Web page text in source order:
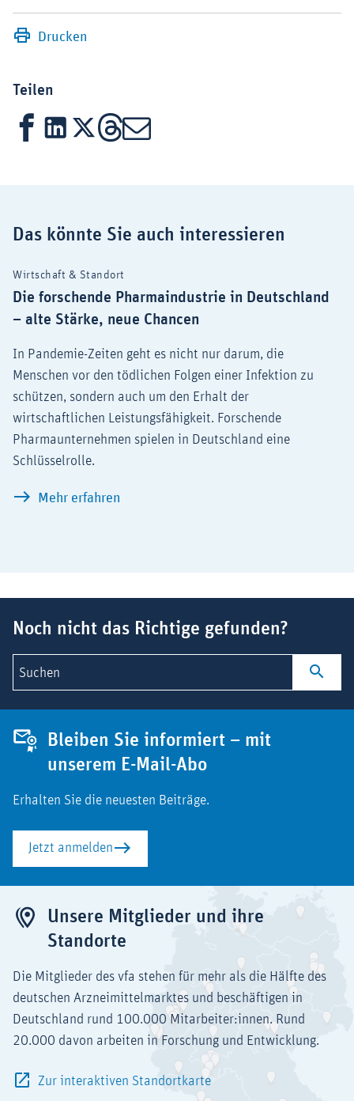
Drucken
Teilen
FacebookLinkedIn
X Threads
Mail
Das könnte Sie auch interessieren
Wirtschaft & Standort
Die forschende Pharmaindustrie in Deutschland
– alte Stärke, neue Chancen
In Pandemie-Zeiten geht es nicht nur darum, die
Menschen vor den tödlichen Folgen einer Infektion zu
schützen, sondern auch um den Erhalt der
wirtschaftlichen Leistungsfähigkeit. Forschende
Pharmaunternehmen spielen in Deutschland eine
Schlüsselrolle.
Mehr erfahren
Noch nicht das Richtige gefunden?
Suchen
Bleiben Sie informiert – mit
unserem E-Mail-Abo
Erhalten Sie die neuesten Beiträge.
Jetzt anmelden
Unsere Mitglieder und ihre
Standorte
Die Mitglieder des vfa stehen für mehr als die Hälfte des
deutschen Arzneimittelmarktes und beschäftigen in
Deutschland rund 100.000 Mitarbeiter:innen. Rund
20.000 davon arbeiten in Forschung und Entwicklung.
Zur interaktiven Standortkarte